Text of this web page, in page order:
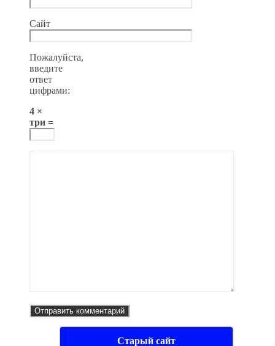
Сайт
Пожалуйста,
введите
ответ
цифрами:
4 ×
три =
Старый сайт